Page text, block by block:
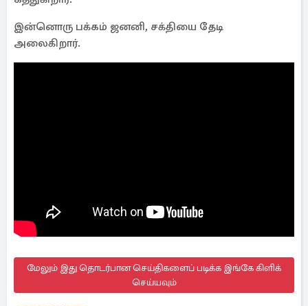
இன்னொரு பக்கம் ஜனனி, சக்தியை தேடி
அலைகிறார்.
மேலும் இது தொடர்பான செய்திகளைப் படிக்க இங்கே கிளிக்
செய்யவும்